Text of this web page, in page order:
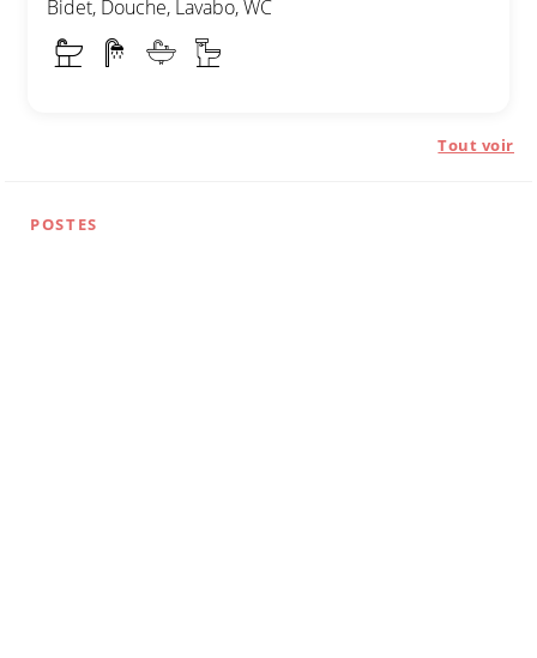
Bidet, Douche, Lavabo, WC
Tout voir
POSTES